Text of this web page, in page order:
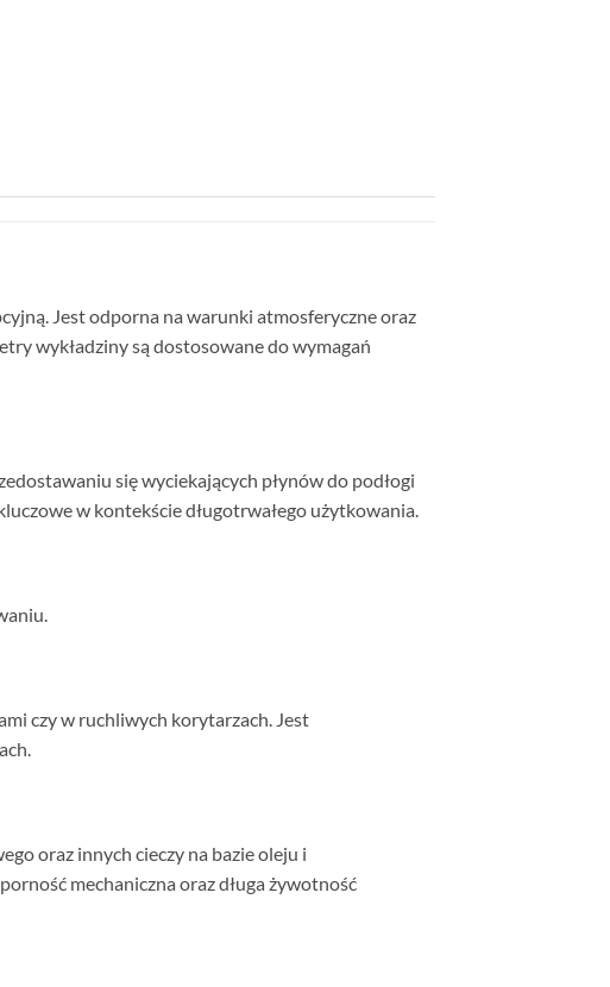
Jest odporna na warunki atmosferyczne oraz
wykładziny są dostosowane do wymagań
się wyciekających płynów do podłogi
w kontekście długotrwałego użytkowania.
czy w ruchliwych korytarzach. Jest
oraz innych cieczy na bazie oleju i
mechaniczna oraz długa żywotność